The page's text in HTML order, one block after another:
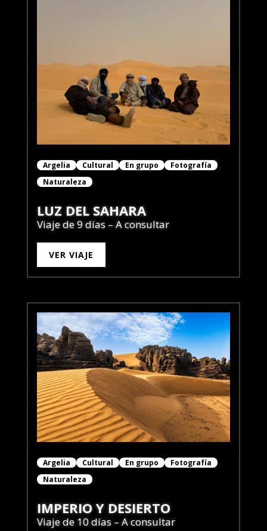
Argelia Cultural En grupo
Fotografía
Naturaleza
LUZ DEL SAHARA
Viaje de 9 días – A consultar
VER VIAJE
Argelia Cultural En grupo
Fotografía
Naturaleza
IMPERIO Y DESIERTO
Viaje de 10 días – A consultar